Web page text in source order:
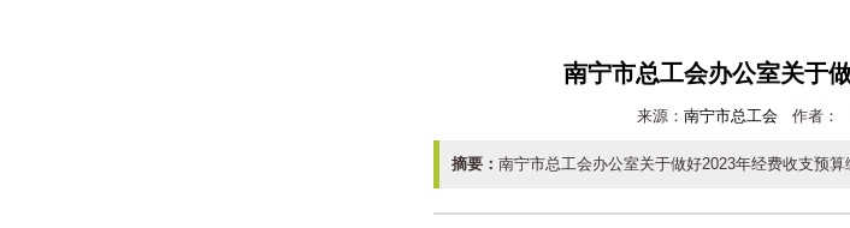
南宁市总工会办公室关于
来源： 南宁市总工会作者：
摘要： 南宁市总工会办公室关于做好2023年经费收支预算